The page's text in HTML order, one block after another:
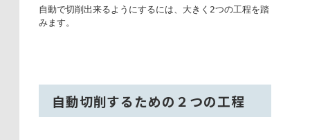
自動で切削出来るようにするには、大きく2つの工程を踏
みます。
自動切削するための２つの工程